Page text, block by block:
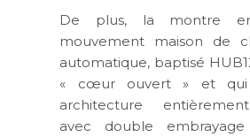
De plus, la montre
mouvement maison de
automatique, baptisé
« cœur ouvert » et qui
architecture
avec double